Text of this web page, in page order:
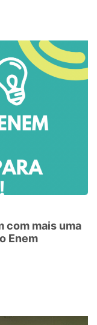
com mais uma
Enem